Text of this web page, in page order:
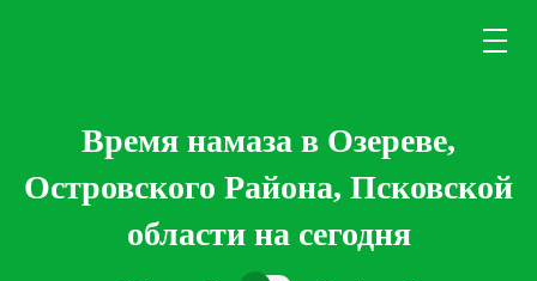
Время намаза в Озереве,
Островского Района, Псковской
области на сегодня